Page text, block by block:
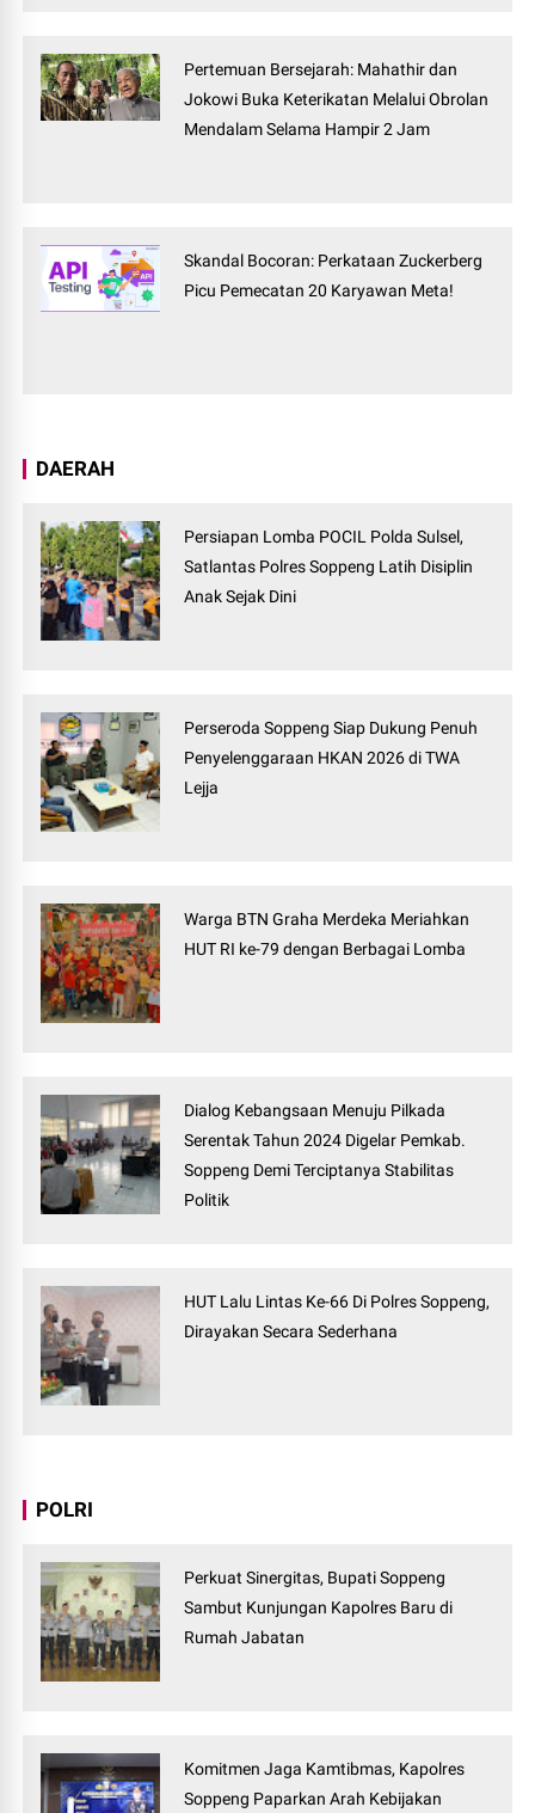
Pertemuan Bersejarah: Mahathir dan
Jokowi Buka Keterikatan Melalui Obrolan
Mendalam Selama Hampir 2 Jam
Skandal Bocoran: Perkataan Zuckerberg
Picu Pemecatan 20 Karyawan Meta!
DAERAH
Persiapan Lomba POCIL Polda Sulsel,
Satlantas Polres Soppeng Latih Disiplin
Anak Sejak Dini
Perseroda Soppeng Siap Dukung Penuh
Penyelenggaraan HKAN 2026 di TWA
Lejja
Warga BTN Graha Merdeka Meriahkan
HUT RI ke-79 dengan Berbagai Lomba
Dialog Kebangsaan Menuju Pilkada
Serentak Tahun 2024 Digelar Pemkab.
Soppeng Demi Terciptanya Stabilitas
Politik
HUT Lalu Lintas Ke-66 Di Polres Soppeng,
Dirayakan Secara Sederhana
POLRI
Perkuat Sinergitas, Bupati Soppeng
Sambut Kunjungan Kapolres Baru di
Rumah Jabatan
Komitmen Jaga Kamtibmas, Kapolres
Soppeng Paparkan Arah Kebijakan